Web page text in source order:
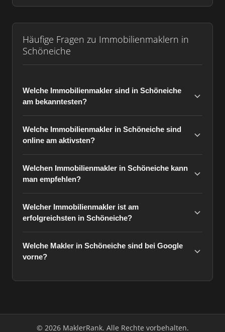
Häufige Fragen zu Immobilienmaklern in
Schöneiche
Welche Immobilienmakler sind in Schöneiche
am bekanntesten?
Welche Immobilienmakler in Schöneiche sind
online am aktivsten?
Welchen Immobilienmakler in Schöneiche kann
man empfehlen?
Welcher Immobilienmakler ist am
erfolgreichsten in Schöneiche?
Welche Makler in Schöneiche sind bei Google
vorne?
© 2026 MaklerRank. Alle Rechte vorbehalten.